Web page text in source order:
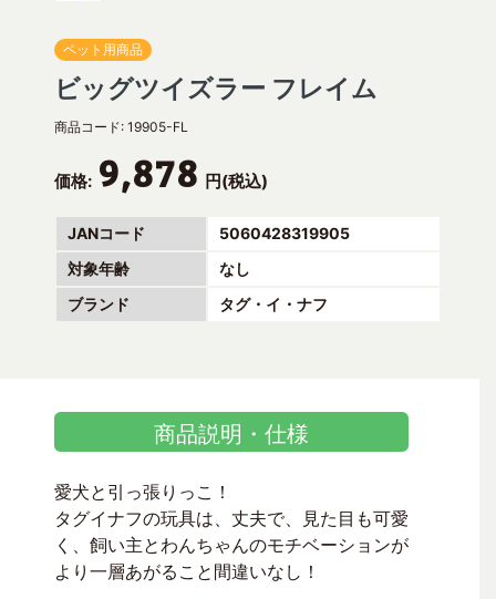
ペット用商品
ビッグツイズラー フレイム
商品コード: 19905-FL
価格: 9,878 円(税込)
JANコード
5060428319905
対象年齢
なし
ブランド
タグ・イ・ナフ
商品説明・仕様
愛犬と引っ張りっこ！
タグイナフの玩具は、丈夫で、見た目も可愛
く、飼い主とわんちゃんのモチベーションが
より一層あがること間違いなし！